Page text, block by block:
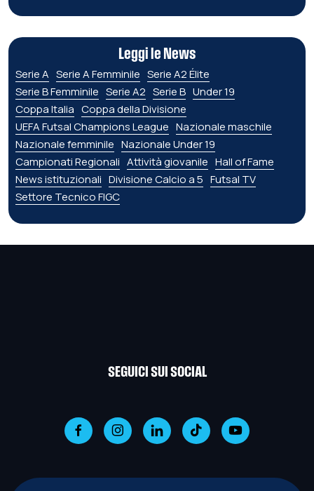
Leggi le News
Serie A Serie A Femminile Serie A2 Élite
Serie B Femminile Serie A2 Serie B Under 19
Coppa Italia Coppa della Divisione
UEFA Futsal Champions League Nazionale maschile
Nazionale femminile Nazionale Under 19
Campionati Regionali Attività giovanile Hall of Fame
News istituzionali Divisione Calcio a 5 Futsal TV
Settore Tecnico FIGC
SEGUICI SUI SOCIAL